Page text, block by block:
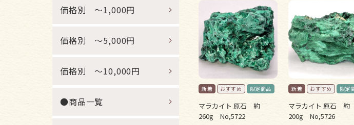
マラカイト 原石 約
260g No,5722
マラカイト 原石 約
200g No,5726
価格別 ～1,000円
価格別 ～5,000円
価格別 ～10,000円
●商品一覧